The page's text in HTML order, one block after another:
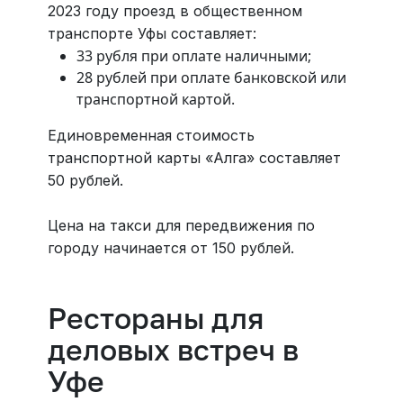
2023 году проезд в общественном
транспорте Уфы составляет:
33 рубля при оплате наличными;
28 рублей при оплате банковской или
транспортной картой.
Единовременная стоимость
транспортной карты «Алга» составляет
50 рублей.
Цена на такси для передвижения по
городу начинается от 150 рублей.
Рестораны для
деловых встреч в
Уфе